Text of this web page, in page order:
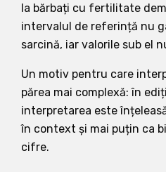
la bărbați cu fertilitate
intervalul de referință nu
sarcină, iar valorile sub el
Un motiv pentru care
părea mai complexă: în
interpretarea este
în context și mai puțin ca
cifre.